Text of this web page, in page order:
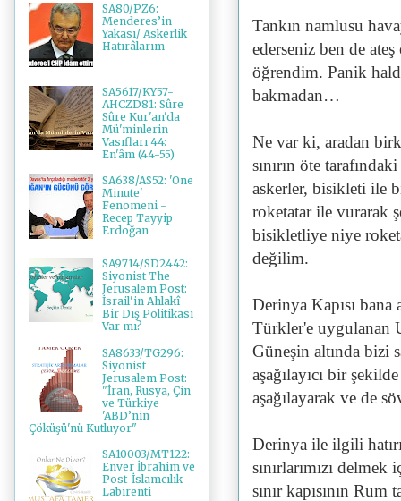
Tankın namlusu
ederseniz ben de
öğrendim. Panik
bakmadan…
Ne var ki, aradan
sınırın öte
askerler, bisikleti ile
roketatar ile vurarak
bisikletliye niye
değilim.
Derinya Kapısı bana
Türkler'e uygulanan
Güneşin altında bizi
aşağılayıcı bir
aşağılayarak ve de
Derinya ile ilgili
sınırlarımızı
sınır kapısının Rum
SA80/PZ6:
Menderes’in
Yakası/ Askerlik
Hatırâlarım
SA5617/KY57-
AHCZD81: Sûre
Sûre Kur'an'da
Mü'minlerin
Vasıfları 44:
En'âm (44-55)
SA638/AS52: 'One
Minute'
Fenomeni -
Recep Tayyip
Erdoğan
SA9714/SD2442:
Siyonist The
Jerusalem Post:
İsrail'in Ahlakî
Bir Dış Politikası
Var mı?
SA8633/TG296:
Siyonist
Jerusalem Post:
"İran, Rusya, Çin
ve Türkiye
'ABD’nin
Çöküşü'nü Kutluyor"
SA10003/MT122:
Enver İbrahim ve
Post-İslamcılık
Labirenti